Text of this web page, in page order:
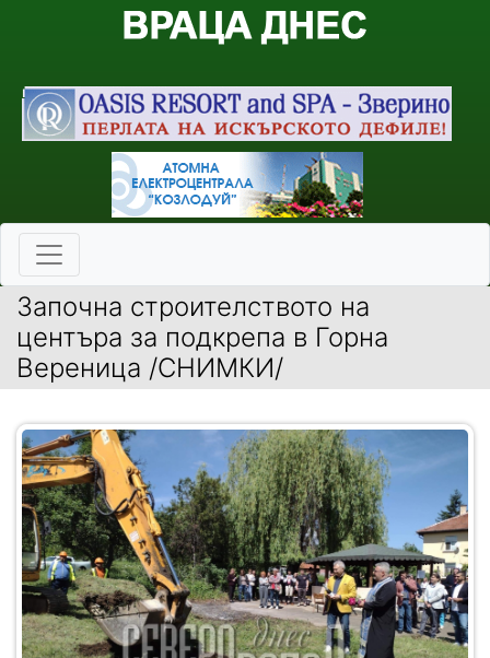
Започна строителството на
центъра за подкрепа в Горна
Вереница /СНИМКИ/